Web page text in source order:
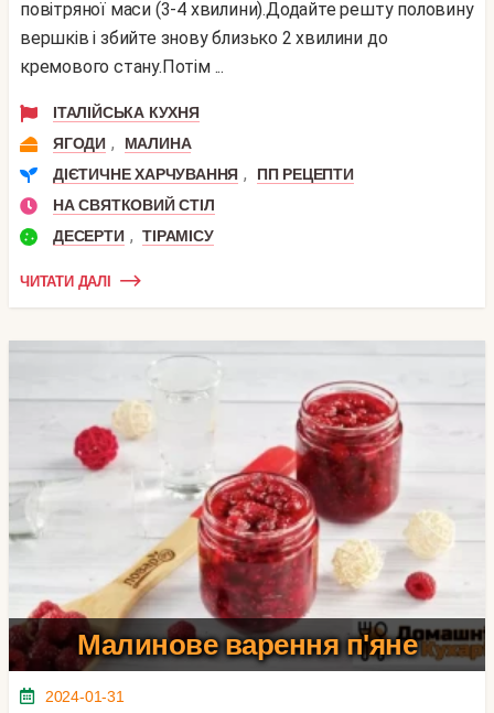
повітряної маси (3-4 хвилини).Додайте решту половину
вершків і збийте знову близько 2 хвилини до
кремового стану.Потім ...
ІТАЛІЙСЬКА КУХНЯ
ЯГОДИ ,
МАЛИНА
ДІЄТИЧНЕ ХАРЧУВАННЯ ,
ПП РЕЦЕПТИ
НА СВЯТКОВИЙ СТІЛ
ДЕСЕРТИ , ТІРАМІСУ
ЧИТАТИ ДАЛІ
Малинове варення п'яне
2024-01-31